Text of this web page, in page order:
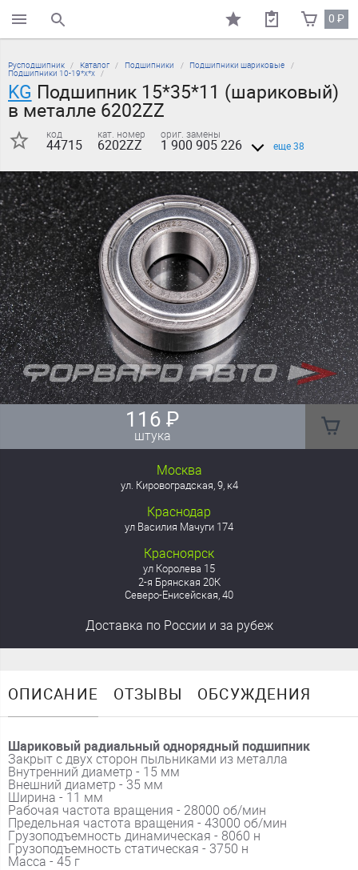
поиск по каталогу 0₽
Русподшипник Каталог Подшипники Подшипники шариковые
Подшипники 10-19*х*х
KG Подшипник 15*35*11 (шариковый)
в металле 6202ZZ
код
44715
кат. номер
6202ZZ
ориг. замены
1 900 905 226 еще 38
116₽
штука
Москва
ул. Кировоградская, 9, к4
Краснодар
ул Василия Мачуги 174
Красноярск
ул Королева 15
2-я Брянская 20К
Северо-Енисейская, 40
Доставка по России и за рубеж
ОПИСАНИЕ ОТЗЫВЫ ОБСУЖДЕНИЯ
Шариковый радиальный однорядный подшипник
Закрыт с двух сторон пыльниками из металла
Внутренний диаметр - 15 мм
Внешний диаметр - 35 мм
Ширина - 11 мм
Рабочая частота вращения - 28000 об/мин
Предельная частота вращения - 43000 об/мин
Грузоподъемность динамическая - 8060 н
Грузоподъемность статическая - 3750 н
Масса - 45 г